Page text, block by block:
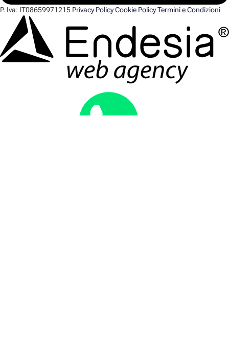
P. Iva: IT08659971215 Privacy PolicyCookie PolicyTermini e Condizioni